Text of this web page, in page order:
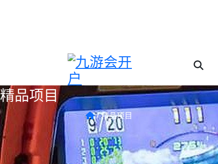
精品项目
/精品项目